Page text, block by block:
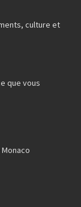
culture et
que vous